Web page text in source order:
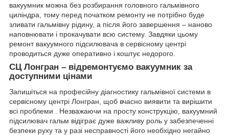
вакуумник можна без розбирання головного гальмівного
циліндра, тому перед початком ремонту не потрібно буде
зливати гальмівну рідину, а після його завершення – наново
наповнювати і прокачувати всю систему. Завдяки цьому
ремонт вакуумного підсилювача в сервісному центрі
проводиться дуже оперативно і коштує недорого.
СЦ Лонгран – відремонтуємо вакуумник за
доступними цінами
Запишіться на професійну діагностику гальмівної системи в
сервісному центрі Лонгран, щоб вчасно виявити та вирішити
всі проблеми . Незважаючи на просту конструкцію, вакуумний
підсилювач гальм відіграє дуже важливу роль у забезпеченні
безпеки руху та у разі несправності його необхідно негайно